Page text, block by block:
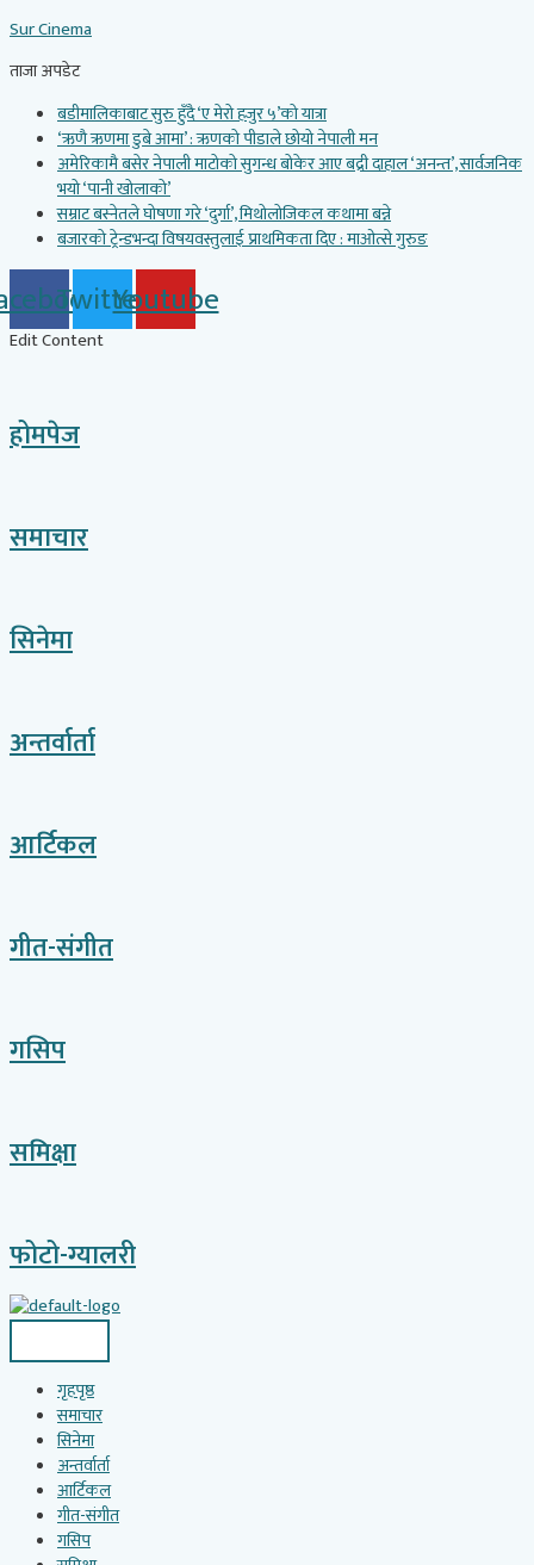
to
content
Sur Cinema
ताजा अपडेट
बडीमालिकाबाट सुरु हुँदै ‘ए मेरो हजुर ५’को यात्रा
‘ऋणै ऋणमा डुबे आमा’ : ऋणको पीडाले छोयो नेपाली मन
अमेरिकामै बसेर नेपाली माटोको सुगन्ध बोकेर आए बद्री दाहाल ‘अनन्त’, सार्वजनिक
भयो ‘पानी खोलाको’
सम्राट बस्नेतले घोषणा गरे ‘दुर्गा’, मिथोलोजिकल कथामा बन्ने
बजारको ट्रेन्डभन्दा विषयवस्तुलाई प्राथमिकता दिए : माओत्से गुरुङ
TwitterYoutube
Edit Content
होमपेज
समाचार
सिनेमा
अन्तर्वार्ता
आर्टिकल
गीत-संगीत
गसिप
समिक्षा
फोटो-ग्यालरी
गृहपृष्ठ
समाचार
सिनेमा
अन्तर्वार्ता
आर्टिकल
गीत-संगीत
गसिप